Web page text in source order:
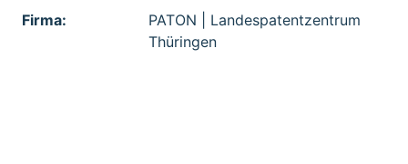
Firma:
PATON | Landespatentzentrum
Thüringen